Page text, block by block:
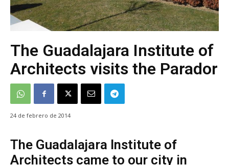
The Guadalajara Institute of
Architects visits the Parador
24 de febrero de 2014
The Guadalajara Institute of
Architects came to our city in